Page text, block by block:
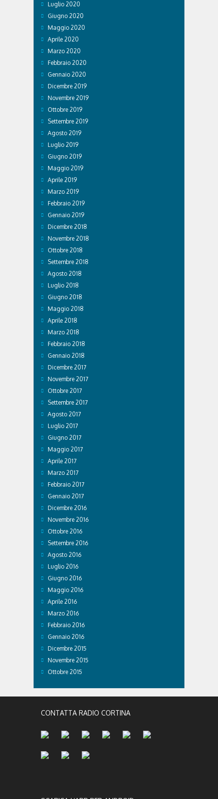
Luglio 2020
Giugno 2020
Maggio 2020
Aprile 2020
Marzo 2020
Febbraio 2020
Gennaio 2020
Dicembre 2019
Novembre 2019
Ottobre 2019
Settembre 2019
Agosto 2019
Luglio 2019
Giugno 2019
Maggio 2019
Aprile 2019
Marzo 2019
Febbraio 2019
Gennaio 2019
Dicembre 2018
Novembre 2018
Ottobre 2018
Settembre 2018
Agosto 2018
Luglio 2018
Giugno 2018
Maggio 2018
Aprile 2018
Marzo 2018
Febbraio 2018
Gennaio 2018
Dicembre 2017
Novembre 2017
Ottobre 2017
Settembre 2017
Agosto 2017
Luglio 2017
Giugno 2017
Maggio 2017
Aprile 2017
Marzo 2017
Febbraio 2017
Gennaio 2017
Dicembre 2016
Novembre 2016
Ottobre 2016
Settembre 2016
Agosto 2016
Luglio 2016
Giugno 2016
Maggio 2016
Aprile 2016
Marzo 2016
Febbraio 2016
Gennaio 2016
Dicembre 2015
Novembre 2015
Ottobre 2015
CONTATTA RADIO CORTINA